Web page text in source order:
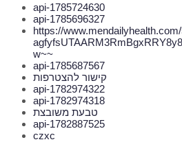
api-1785724630
api-1785696327
https://
w~~
api-1785687567
קישור להצטרפות
api-1782974322
api-1782974318
טבעת משובצת
api-1782887525
czxc